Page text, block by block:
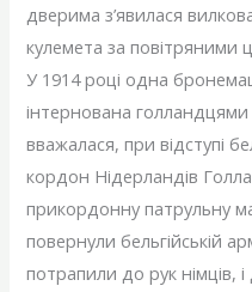
дверима з’явилася
кулемета за повітряними
У 1914 році одна
інтернована
вважалася, при відступі
кордон Нідерландів
прикордонну патрульну
повернули бельгійській
потрапили до рук німців,